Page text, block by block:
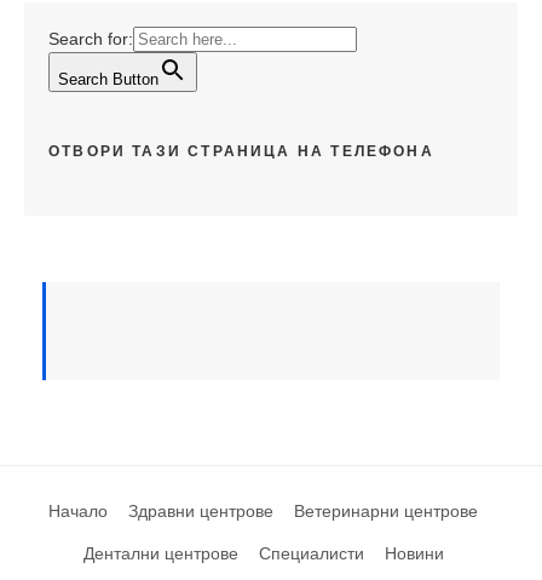
Search for:
Search Button
ОТВОРИ ТАЗИ СТРАНИЦА НА ТЕЛЕФОНА
Начало Здравни центрове Ветеринарни центрове
Дентални центрове Специалисти Новини